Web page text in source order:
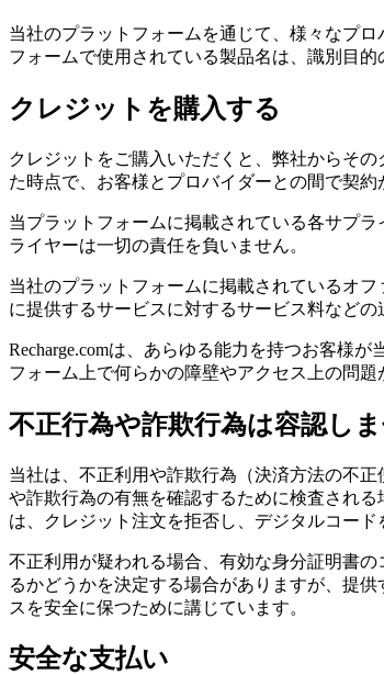
当社のプラットフォームを通じて、様々なプ
フォームで使用されている製品名は、識別目
クレジットを購入する
クレジットをご購入いただくと、弊社からそ
た時点で、お客様とプロバイダーとの間で契約
当プラットフォームに掲載されている各サプ
ライヤーは一切の責任を負いません。
当社のプラットフォームに掲載されているオ
に提供するサービスに対するサービス料などの
Recharge.comは、あらゆる能力を持つお客様
フォーム上で何らかの障壁やアクセス上の問
不正行為や詐欺行為は容認し
当社は、不正利用や詐欺行為（決済方法の不
や詐欺行為の有無を確認するために検査され
は、クレジット注文を拒否し、デジタルコード
不正利用が疑われる場合、有効な身分証明書
るかどうかを決定する場合がありますが、提
スを安全に保つために講じています。
安全な支払い